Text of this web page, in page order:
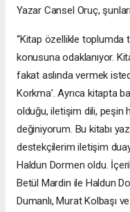
Yazar Cansel Oruç,
“Kitap özellikle toplumda
konusuna odaklanıyor.
fakat aslında vermek
Korkma’. Ayrıca kitapta
olduğu, iletişim dili, peşin
değiniyorum. Bu kitabı
destekçilerim iletişim
Haldun Dormen oldu.
Betül Mardin ile Haldun
Dumanlı, Murat Kolbaşı